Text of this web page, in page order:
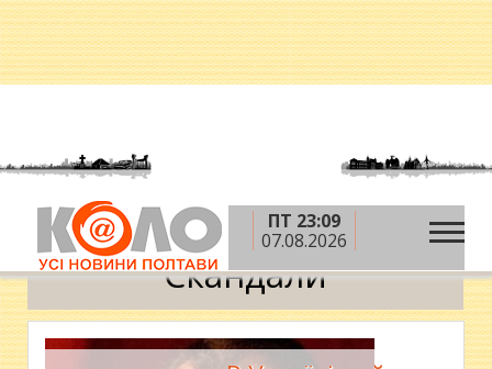
ПТ 23:09
07.08.2026
Головна » Новини » Скандали
Скандали